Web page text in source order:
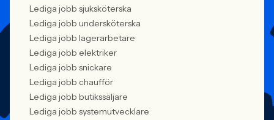
Lediga jobb sjuksköterska
Lediga jobb undersköterska
Lediga jobb lagerarbetare
Lediga jobb elektriker
Lediga jobb snickare
Lediga jobb chaufför
Lediga jobb butikssäljare
Lediga jobb systemutvecklare